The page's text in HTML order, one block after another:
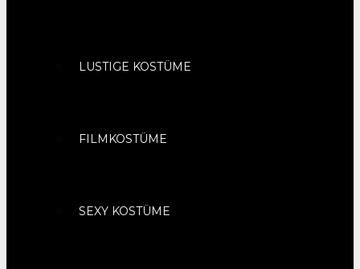
LUSTIGE KOSTÜME
FILMKOSTÜME
SEXY KOSTÜME